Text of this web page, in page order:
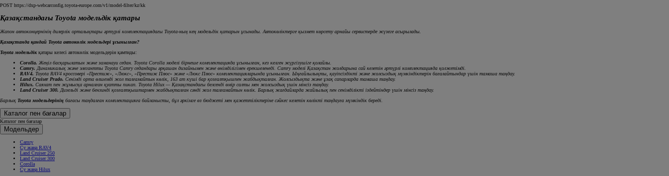
POST https://dxp-webcarconfig.toyota-europe.com/v1/model-filter/kz/kk
Қазақстандағы Toyota модельдік қатары
Жапон автоконцернінің дилерлік орталықтары әртүрлі комплектациядағы Toyota-ның кең модельдік қатарын ұсынады. Автокөліктерге қызмет көрсету арнайы сервистерде жүзеге асырылады.
Қазақстанда қандай Toyota автокөлік модельдері ұсынылған?
Toyota модельдік қатары келесі автокөлік модельдерін қамтиды:
Corolla. Жеңіл басқарылатын және заманауи седан. Toyota Corolla моделі бірнеше комплектацияда ұсынылған, кез келген жүргізушіге қолайлы.
Camry. Динамикалық және элегантты Toyota Camry седандары әрқашан дизайнымен және өнімділігімен ерекшеленеді. Camry моделі Қазақстан жолдарына сай келетін әртүрлі комплектацияда қолжетімді.
RAV4. Toyota RAV4 кроссовері «Престиж», «Люкс», «Престиж Плюс» және «Люкс Плюс» комплектацияларында ұсынылған. Ыңғайлылықты, қауіпсіздікті және жолсыздық мүмкіндіктерін бағалайтындар үшін тамаша таңдау.
Land Cruiser Prado. Сенімді орта өлшемді жол талғамайтын көлік, 163 ат күші бар қозғалтқышпен жабдықталған. Жолсыздықта және ұзақ сапарларда тамаша таңдау.
Hilux. Саяхат пен жұмысқа арналған қуатты пикап. Toyota Hilux — Қазақстандағы белсенді өмір салты мен жолсыздық үшін мінсіз таңдау.
Land Cruiser 300. Дизельді және бензинді қозғалтқыштармен жабдықталған сәнді жол талғамайтын көлік. Барлық жағдайларда жайлылық пен сенімділікті іздейтіндер үшін мінсіз таңдау.
Барлық Toyota модельдерінің бағасы таңдалған комплектацияға байланысты, бұл әркімге өз бюджеті мен қажеттіліктеріне сәйкес келетін көлікті таңдауға мүмкіндік береді.
Каталог пен бағалар
Каталог пен бағалар
Модельдер
Camry
Су жаңа RAV4
Land Cruiser 250
Land Cruiser 300
Corolla
Су жаңа Hilux